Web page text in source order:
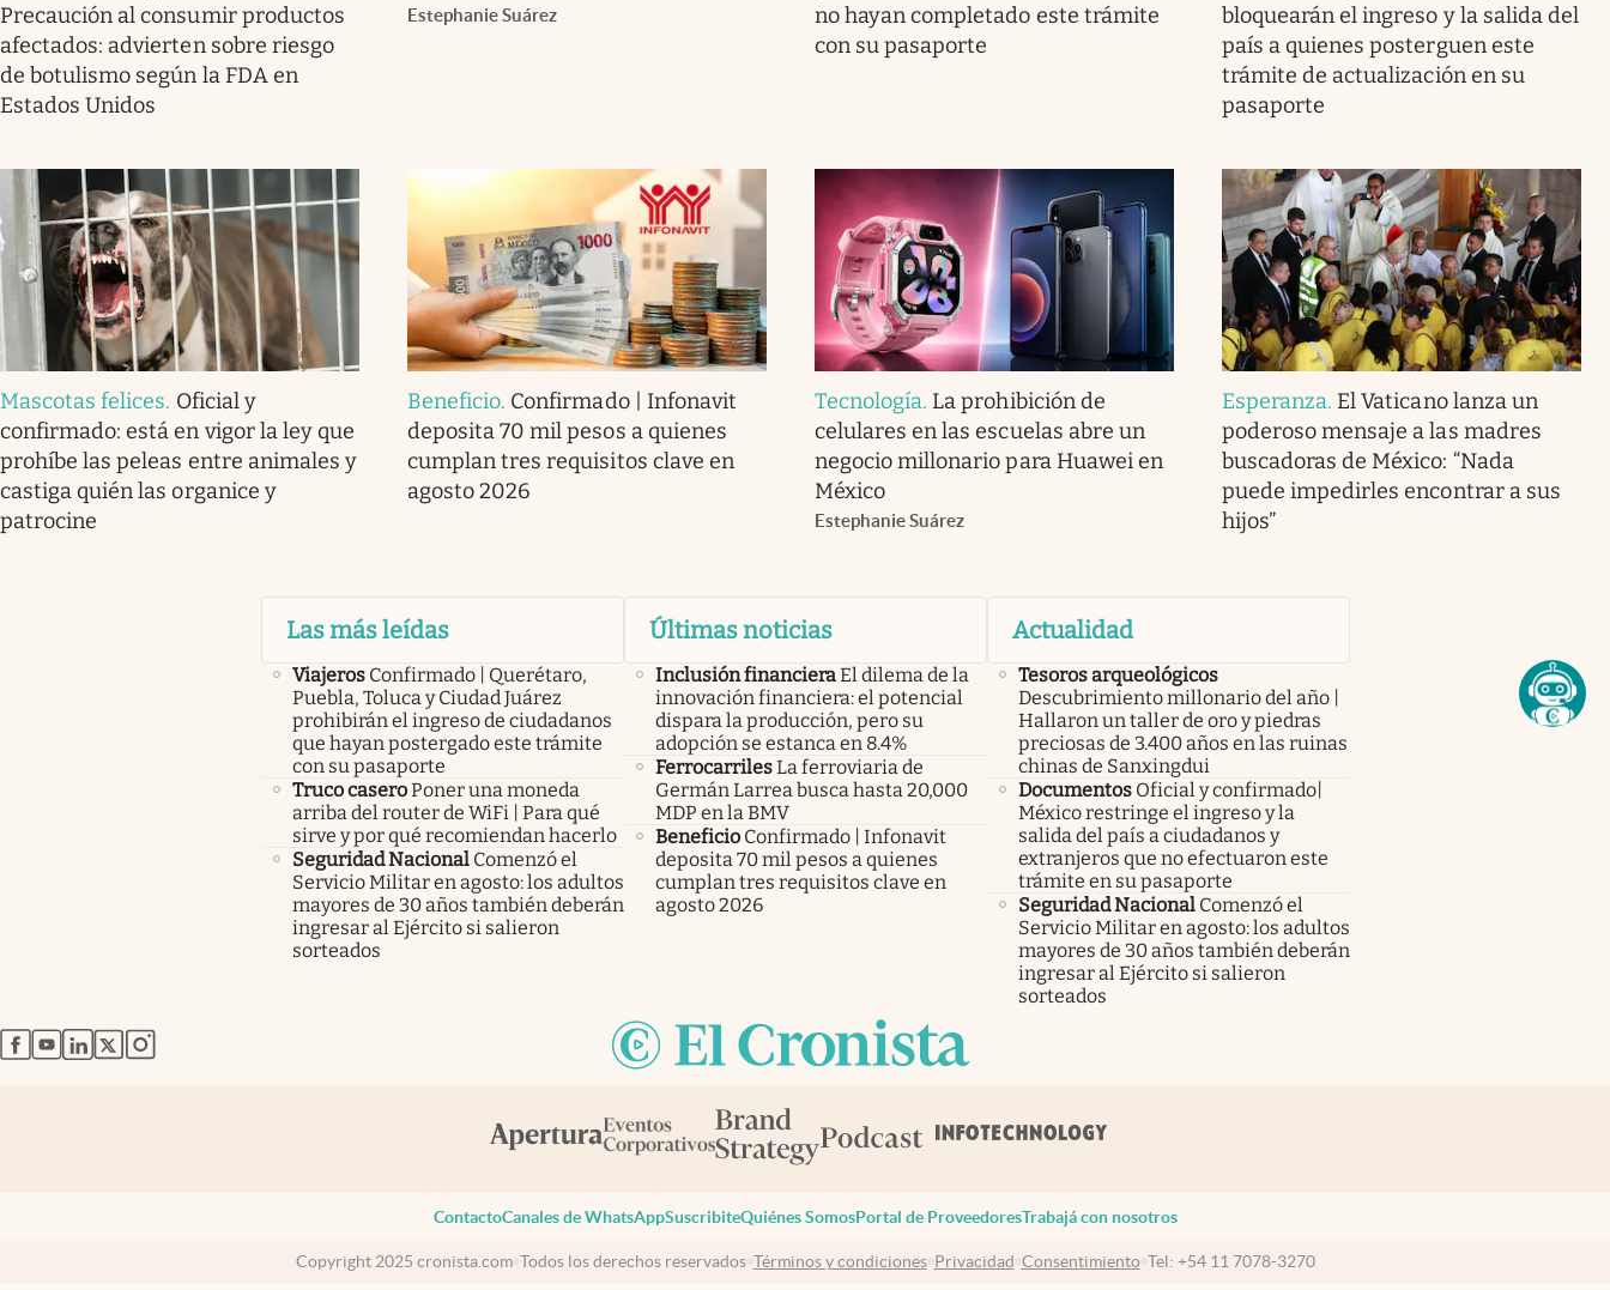
Precaución al consumir productos
afectados: advierten sobre riesgo
de botulismo según la FDA en
Estados Unidos
Estephanie Suárez
no hayan completado este trámite
con su pasaporte
bloquearán el ingreso y la salida del
país a quienes posterguen este
trámite de actualización en su
pasaporte
Mascotas felices. Oficial y
confirmado: está en vigor la ley que
prohíbe las peleas entre animales y
castiga quién las organice y
patrocine
Beneficio. Confirmado | Infonavit
deposita 70 mil pesos a quienes
cumplan tres requisitos clave en
agosto 2026
Tecnología. La prohibición de
celulares en las escuelas abre un
negocio millonario para Huawei en
México
Estephanie Suárez
Esperanza. El Vaticano lanza un
poderoso mensaje a las madres
buscadoras de México: “Nada
puede impedirles encontrar a sus
hijos”
Las más leídas
Viajeros Confirmado | Querétaro,
Puebla, Toluca y Ciudad Juárez
prohibirán el ingreso de ciudadanos
que hayan postergado este trámite
con su pasaporte
Truco caseroPoner una moneda
arriba del router de WiFi | Para qué
sirve y por qué recomiendan hacerlo
Seguridad Nacional Comenzó el
Servicio Militar en agosto: los adultos
mayores de 30 años también deberán
ingresar al Ejército si salieron
sorteados
Últimas noticias
Inclusión financieraEl dilema de la
innovación financiera: el potencial
dispara la producción, pero su
adopción se estanca en 8.4%
FerrocarrilesLa ferroviaria de
Germán Larrea busca hasta 20,000
MDP en la BMV
Beneficio Confirmado | Infonavit
deposita 70 mil pesos a quienes
cumplan tres requisitos clave en
agosto 2026
Actualidad
Tesoros arqueológicos
Descubrimiento millonario del año |
Hallaron un taller de oro y piedras
preciosas de 3.400 años en las ruinas
chinas de Sanxingdui
Documentos Oficial y confirmado|
México restringe el ingreso y la
salida del país a ciudadanos y
extranjeros que no efectuaron este
trámite en su pasaporte
Seguridad Nacional Comenzó el
Servicio Militar en agosto: los adultos
mayores de 30 años también deberán
ingresar al Ejército si salieron
sorteados
abre en nueva pestaña
abre en nueva pestaña
abre en nueva pestaña
abre en nueva pestaña
abre en nueva pestaña
ContactoCanales de WhatsAppSuscribiteQuiénes SomosPortal de ProveedoresTrabajá con nosotros
Copyright 2025 cronista.com Todos los derechos reservados Términos y condiciones Privacidad Consentimiento Tel: +54 11 7078-3270